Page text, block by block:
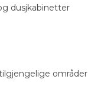
dusjkabinetter
områder